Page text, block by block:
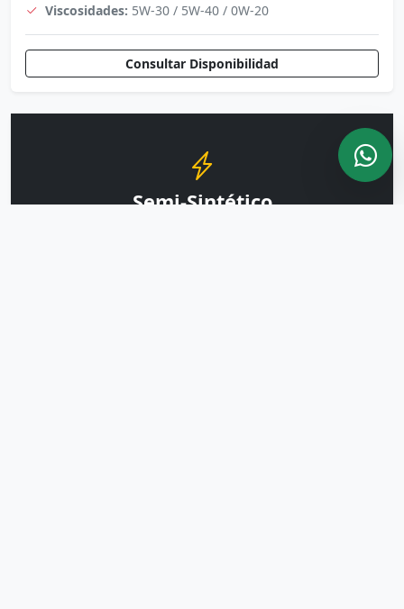
Viscosidades: 5W-30 / 5W-40 / 0W-20
Consultar Disponibilidad
Semi-Sintético